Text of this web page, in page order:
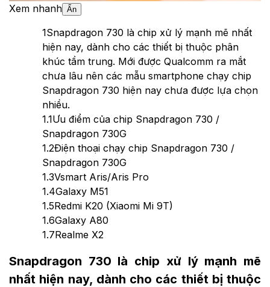
Xem nhanh Ẩn
1Snapdragon 730 là chip xử lý mạnh mẽ nhất
hiện nay, dành cho các thiết bị thuộc phân
khúc tầm trung. Mới được Qualcomm ra mắt
chưa lâu nên các mẫu smartphone chạy chip
Snapdragon 730 hiện nay chưa được lựa chọn
nhiều.
1.1Ưu điểm của chip Snapdragon 730 /
Snapdragon 730G
1.2Điện thoại chạy chip Snapdragon 730 /
Snapdragon 730G
1.3Vsmart Aris/Aris Pro
1.4Galaxy M51
1.5Redmi K20 (Xiaomi Mi 9T)
1.6Galaxy A80
1.7Realme X2
Snapdragon 730 là chip xử lý mạnh mẽ
nhất hiện nay, dành cho các thiết bị thuộc